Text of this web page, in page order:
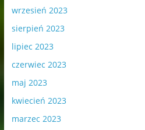
wrzesień 2023
sierpień 2023
lipiec 2023
czerwiec 2023
maj 2023
kwiecień 2023
marzec 2023